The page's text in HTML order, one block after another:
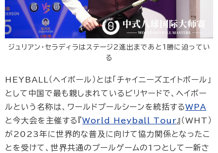
ジュリアン・セラディラはステージ2進出まであと1勝に迫ってい
る
HEYBALL（ヘイボール）とは「チャイニーズエイトボール」
として中国で最も親しまれているビリヤードで、ヘイボー
ルという名称は、ワールドプールシーンを統括するWPA
と今大会を主催する『World Heyball Tour 』（WHT）
が2023年に世界的な普及に向けて協力関係となったこ
とを受けて、世界共通のプールゲームの1つとして一新さ